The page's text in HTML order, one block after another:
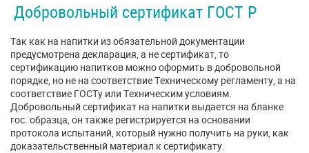
Добровольный сертификат ГОСТ Р
Так как на напитки из обязательной документации
предусмотрена декларация, а не сертификат, то
сертификацию напитков можно оформить в добровольной
порядке, но не на соответствие Техническому регламенту, а на
соответствие ГОСТу или Техническим условиям.
Добровольный сертификат на напитки выдается на бланке
гос. образца, он также регистрируется на основании
протокола испытаний, который нужно получить на руки, как
доказательственный материал к сертификату.